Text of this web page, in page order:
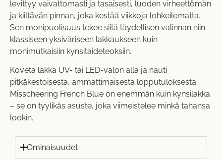
levittyy vaivattomasti ja tasaisesti, luoden virheettömän
ja kiiltävän pinnan, joka kestää viikkoja lohkeilematta.
Sen monipuolisuus tekee siitä täydellisen valinnan niin
klassiseen yksiväriseen lakkaukseen kuin
monimutkaisiin kynsitaideteoksiin.
Koveta lakka UV- tai LED-valon alla ja nauti
pitkäkestoisesta, ammattimaisesta lopputuloksesta.
Misscheering French Blue on enemmän kuin kynsilakka
– se on tyylikäs asuste, joka viimeistelee minkä tahansa
lookin.
Ominaisuudet